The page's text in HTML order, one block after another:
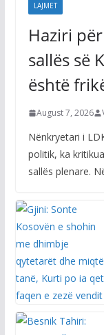
LAJMET
Haziri
sallës së
është
August 7, 2026
Nënkryetari i
politik, ka
sallës plenare.